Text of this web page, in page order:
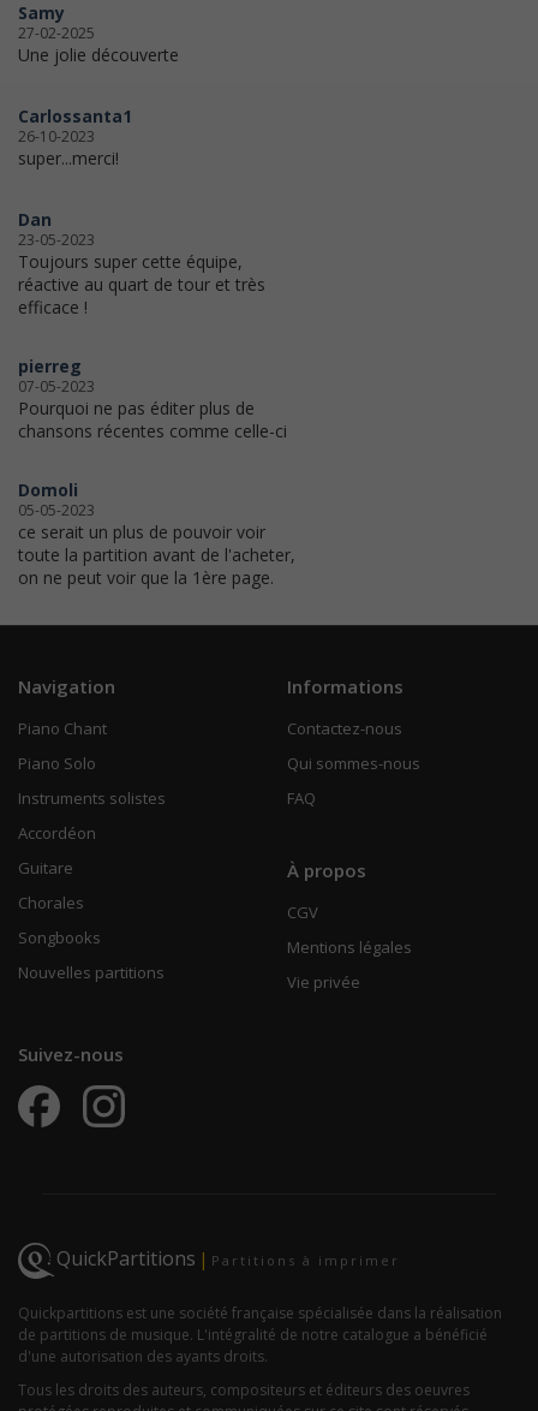
Samy
27-02-2025
Une jolie découverte
Carlossanta1
26-10-2023
super...merci!
Dan
23-05-2023
Toujours super cette équipe,
réactive au quart de tour et très
efficace !
pierreg
07-05-2023
Pourquoi ne pas éditer plus de
chansons récentes comme celle-ci
Domoli
05-05-2023
ce serait un plus de pouvoir voir
toute la partition avant de l'acheter,
on ne peut voir que la 1ère page.
Navigation
Piano Chant
Piano Solo
Instruments solistes
Accordéon
Guitare
Chorales
Songbooks
Nouvelles partitions
Informations
Contactez-nous
Qui sommes-nous
FAQ
À propos
CGV
Mentions légales
Vie privée
Suivez-nous
QuickPartitions | Partitions à imprimer
Quickpartitions est une société française spécialisée dans la réalisation
de partitions de musique. L'intégralité de notre catalogue a bénéficié
d'une autorisation des ayants droits.
Tous les droits des auteurs, compositeurs et éditeurs des oeuvres